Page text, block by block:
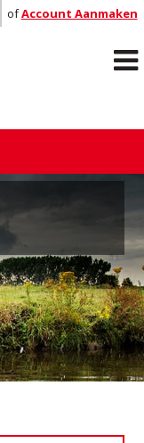
ofAccount Aanmaken